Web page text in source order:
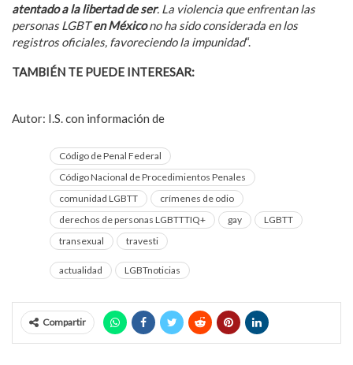
atentado a la libertad de ser. La violencia que enfrentan las
personas LGBTen Méxicono ha sido considerada en los
registros oficiales, favoreciendo la impunidad“.
TAMBIÉN TE PUEDE INTERESAR:
Autor: I.S. con información de
Código de Penal Federal
Código Nacional de Procedimientos Penales
comunidad LGBTT
crímenes de odio
derechos de personas LGBTTTIQ+
gay
LGBTT
transexual
travesti
actualidad LGBTnoticias
Compartir